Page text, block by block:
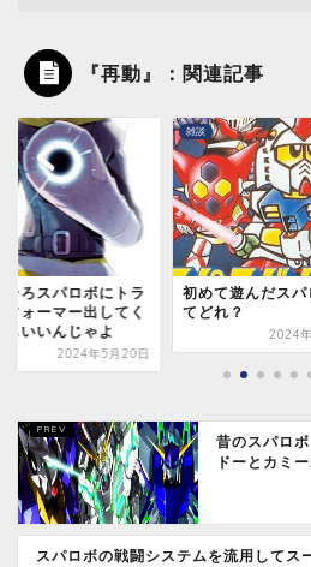
『再動』：関連記事
て遊んだスパロボっ
れ？
2024年11月6日
雑談
今年スパロボ30週
になんの続報もな
2021
昔のスパロ
ドーとカミ
スパロボの戦闘システムを流用してス